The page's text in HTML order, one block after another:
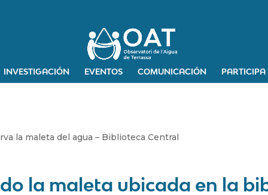
INVESTIGACIÓN EVENTOS COMUNICACIÓN PARTICIPA
la maleta del agua – Biblioteca Central
la maleta ubicada en la